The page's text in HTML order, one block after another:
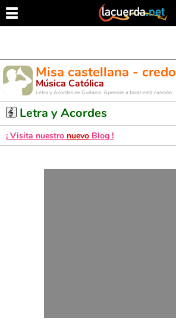
Misa castellana - credo
Música Católica
Letra y Acordes de Guitarra. Aprende a tocar esta canción
Letra y Acordes
¡ Visita nuestro nuevo Blog !